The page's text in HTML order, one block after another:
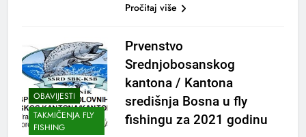
Pročitaj više
OBAVIJESTI
TAKMIČENJA FLY
FISHING
Prvenstvo
Srednjobosanskog
kantona / Kantona
središnja Bosna u fly
fishingu za 2021 godinu